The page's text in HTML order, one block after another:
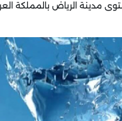
مدينة الرياض بالمملكة